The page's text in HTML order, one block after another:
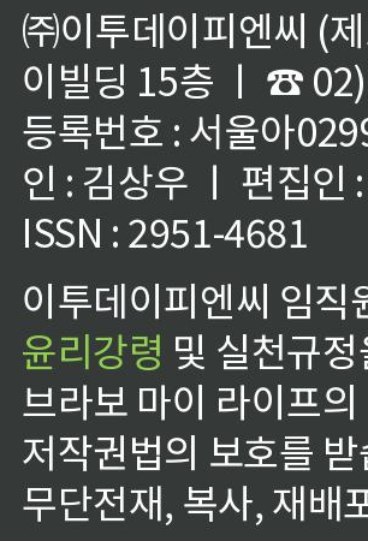
㈜이투데이피엔씨 (
이빌딩 15층 ㅣ ☎
등록번호 : 서울아
인 : 김상우 ㅣ 편집인
ISSN : 2951-4681
이투데이피엔씨 임
윤리강령 및 실천규
브라보 마이 라이프
저작권법의 보호를
무단전재, 복사, 재배